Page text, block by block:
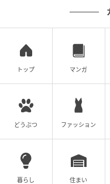
そして揺るぎない自
現在の彼は、もはや
な「左サイドを支配
かもしれないが、そ
リティ、そして大会
悲願の「ベスト8の壁
※選出基準は、各選
トップ マンガ
どうぶつ ファッション
暮らし 住まい